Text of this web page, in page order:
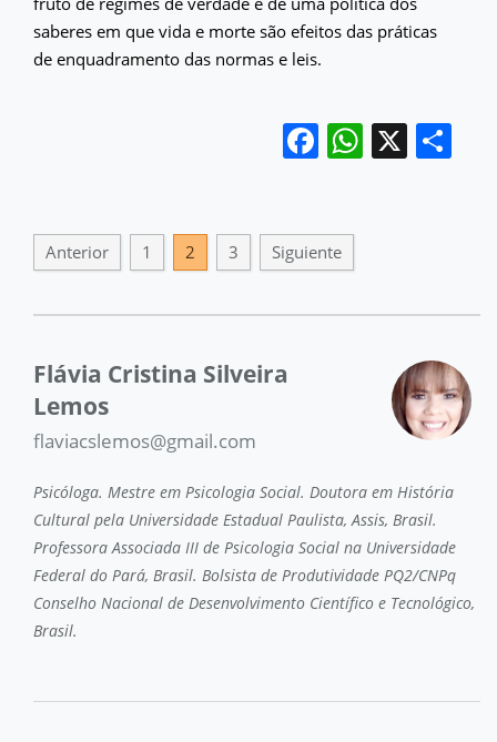
saberes em que vida e morte são efeitos das práticas
de enquadramento das normas e leis.
Facebook
X
Anterior 1 2 3 Siguiente
Flávia Cristina Silveira
Lemos
flaviacslemos@gmail.com
Psicóloga. Mestre em Psicologia Social. Doutora em História
Cultural pela Universidade Estadual Paulista, Assis, Brasil.
Professora Associada III de Psicologia Social na Universidade
Federal do Pará, Brasil. Bolsista de Produtividade PQ2/CNPq
Conselho Nacional de Desenvolvimento Científico e Tecnológico,
Brasil.